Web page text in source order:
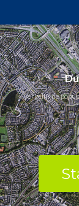
Vergelijk de